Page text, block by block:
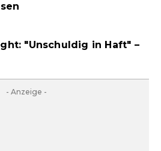
"Unschuldig in Haft" –
- Anzeige -